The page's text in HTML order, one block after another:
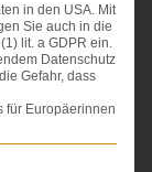
Die
in den USA. Mit
Sie auch in die
lit. a GDPR ein.
Datenschutz
Gefahr, dass
für Europäerinnen
für die eine